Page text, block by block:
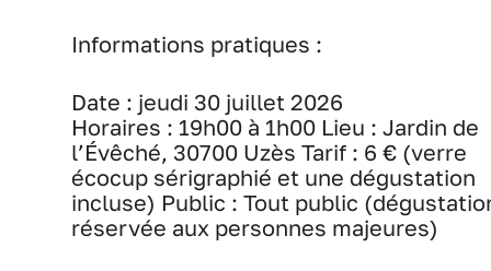
Informations pratiques :
Date : jeudi 30 juillet 2026
Horaires : 19h00 à 1h00 Lieu : Jardin de
l’Évêché, 30700 Uzès Tarif : 6 € (verre
écocup sérigraphié et une dégustation
incluse) Public : Tout public
réservée aux personnes majeures)